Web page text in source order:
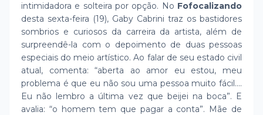
intimidadora e solteira por opção. No Fofocalizando
desta sexta-feira (19), Gaby Cabrini traz os bastidores
sombrios e curiosos da carreira da artista, além de
surpreendê-la com o depoimento de duas pessoas
especiais do meio artístico. Ao falar de seu estado civil
atual, comenta: “aberta ao amor eu estou, meu
problema é que eu não sou uma pessoa muito fácil....
Eu não lembro a última vez que beijei na boca”. E
avalia: “o homem tem que pagar a conta”. Mãe de